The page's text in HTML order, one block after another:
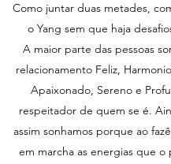
Como juntar duas metades,
o Yang sem que haja
A maior parte das pessoas
relacionamento Feliz,
Apaixonado, Sereno e
respeitador de quem se é.
assim sonhamos porque ao
em marcha as energias que o